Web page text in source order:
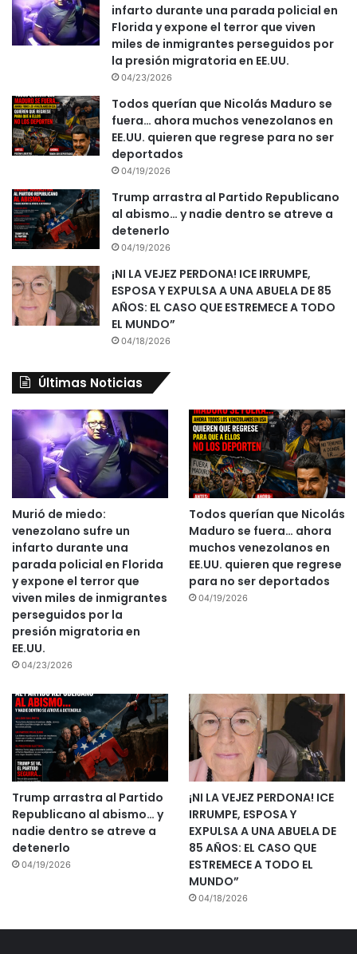
infarto durante una parada policial en
Florida y expone el terror que viven
miles de inmigrantes perseguidos por
la presión migratoria en EE.UU.
04/23/2026
Todos querían que Nicolás Maduro se
fuera… ahora muchos venezolanos en
EE.UU. quieren que regrese para no ser
deportados
04/19/2026
Trump arrastra al Partido Republicano
al abismo… y nadie dentro se atreve a
detenerlo
04/19/2026
¡NI LA VEJEZ PERDONA! ICE IRRUMPE,
ESPOSA Y EXPULSA A UNA ABUELA DE 85
AÑOS: EL CASO QUE ESTREMECE A TODO
EL MUNDO”
04/18/2026
Últimas Noticias
Murió de miedo:
venezolano sufre un
infarto durante una
parada policial en Florida
y expone el terror que
viven miles de inmigrantes
perseguidos por la
presión migratoria en
EE.UU.
04/23/2026
Todos querían que Nicolás
Maduro se fuera… ahora
muchos venezolanos en
EE.UU. quieren que regrese
para no ser deportados
04/19/2026
Trump arrastra al Partido
Republicano al abismo… y
nadie dentro se atreve a
detenerlo
04/19/2026
¡NI LA VEJEZ PERDONA! ICE
IRRUMPE, ESPOSA Y
EXPULSA A UNA ABUELA DE
85 AÑOS: EL CASO QUE
ESTREMECE A TODO EL
MUNDO”
04/18/2026